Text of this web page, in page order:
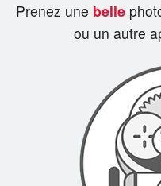
Connection
Prenez une belle
ou un autre